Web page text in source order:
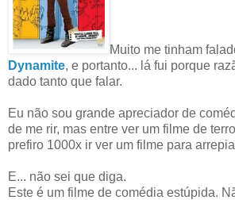
Muito me tinham
Dynamite, e portanto... lá fui porque
dado tanto que falar.
Eu não sou grande apreciador de
de me rir, mas entre ver um filme de
prefiro 1000x ir ver um filme para
E... não sei que diga.
Este é um filme de comédia estúpida.